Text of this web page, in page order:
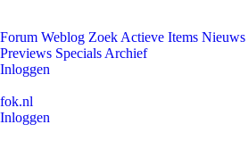
Forum Weblog Zoek Actieve Items Nieuws
Previews Specials Archief
Inloggen
fok.nl
Inloggen